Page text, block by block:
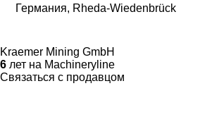
Германия, Rheda-Wiedenbrück
Kraemer Mining GmbH
6 лет на Machineryline
Связаться с продавцом